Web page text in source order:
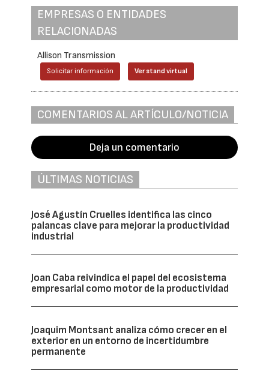
EMPRESAS O ENTIDADES
RELACIONADAS
Allison Transmission
Solicitar información Ver stand virtual
COMENTARIOS AL ARTÍCULO/NOTICIA
Deja un comentario
ÚLTIMAS NOTICIAS
José Agustín Cruelles identifica las cinco
palancas clave para mejorar la productividad
industrial
Joan Caba reivindica el papel del ecosistema
empresarial como motor de la productividad
Joaquim Montsant analiza cómo crecer en el
exterior en un entorno de incertidumbre
permanente